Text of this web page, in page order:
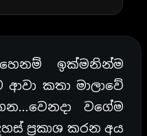
ඉක්මනින්ම
කතා මාලාවේ
වගේම
ප්‍රකාශ කරන අය